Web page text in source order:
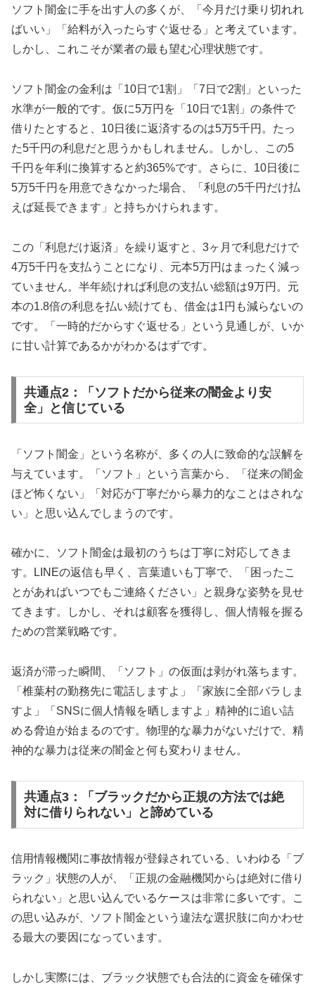
ソフト闇金に手を出す人の多くが、「今月だけ乗り切れれ
ばいい」「給料が入ったらすぐ返せる」と考えています。
しかし、これこそが業者の最も望む心理状態です。
ソフト闇金の金利は「10日で1割」「7日で2割」といった
水準が一般的です。仮に5万円を「10日で1割」の条件で
借りたとすると、10日後に返済するのは5万5千円。たっ
た5千円の利息だと思うかもしれません。しかし、この5
千円を年利に換算すると約365%です。さらに、10日後に
5万5千円を用意できなかった場合、「利息の5千円だけ払
えば延長できます」と持ちかけられます。
この「利息だけ返済」を繰り返すと、3ヶ月で利息だけで
4万5千円を支払うことになり、元本5万円はまったく減っ
ていません。半年続ければ利息の支払い総額は9万円。元
本の1.8倍の利息を払い続けても、借金は1円も減らないの
です。「一時的だからすぐ返せる」という見通しが、いか
に甘い計算であるかがわかるはずです。
共通点2：「ソフトだから従来の闇金より安
全」と信じている
「ソフト闇金」という名称が、多くの人に致命的な誤解を
与えています。「ソフト」という言葉から、「従来の闇金
ほど怖くない」「対応が丁寧だから暴力的なことはされな
い」と思い込んでしまうのです。
確かに、ソフト闇金は最初のうちは丁寧に対応してきま
す。LINEの返信も早く、言葉遣いも丁寧で、「困ったこ
とがあればいつでもご連絡ください」と親身な姿勢を見せ
てきます。しかし、それは顧客を獲得し、個人情報を握る
ための営業戦略です。
返済が滞った瞬間、「ソフト」の仮面は剥がれ落ちます。
「椎葉村の勤務先に電話しますよ」「家族に全部バラしま
すよ」「SNSに個人情報を晒しますよ」精神的に追い詰
める脅迫が始まるのです。物理的な暴力がないだけで、精
神的な暴力は従来の闇金と何も変わりません。
共通点3：「ブラックだから正規の方法では絶
対に借りられない」と諦めている
信用情報機関に事故情報が登録されている、いわゆる「ブ
ラック」状態の人が、「正規の金融機関からは絶対に借り
られない」と思い込んでいるケースは非常に多いです。こ
の思い込みが、ソフト闇金という違法な選択肢に向かわせ
る最大の要因になっています。
しかし実際には、ブラック状態でも合法的に資金を確保す